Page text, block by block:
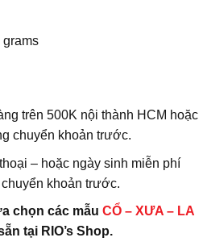
grams
trên 500K nội thành HCM hoặc
chuyển khoản trước.
– hoặc ngày sinh miễn phí
khoản trước.
chọn các mẫu CỔ – XƯA – LA
tại RIO’s Shop.